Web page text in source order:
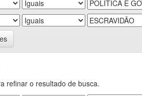
refinar o resultado de busca.